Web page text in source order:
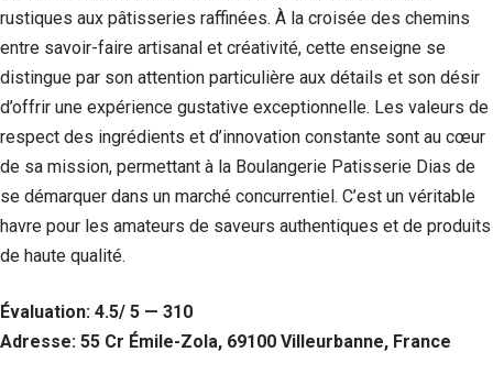
rustiques aux pâtisseries raffinées. À la croisée des chemins
entre savoir-faire artisanal et créativité, cette enseigne se
distingue par son attention particulière aux détails et son désir
d’offrir une expérience gustative exceptionnelle. Les valeurs de
respect des ingrédients et d’innovation constante sont au cœur
de sa mission, permettant à la Boulangerie Patisserie Dias de
se démarquer dans un marché concurrentiel. C’est un véritable
havre pour les amateurs de saveurs authentiques et de produits
de haute qualité.
Évaluation: 4.5/ 5 — 310
Adresse: 55 Cr Émile-Zola, 69100 Villeurbanne, France